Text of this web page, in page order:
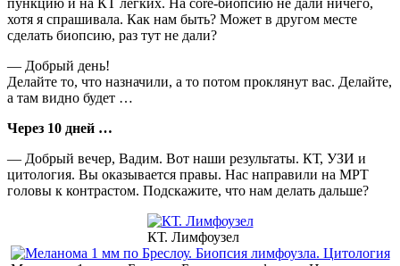
хотя я спрашивала. Как нам быть? Может в другом месте
сделать биопсию, раз тут не дали?
— Добрый день!
Делайте то, что назначили, а то потом проклянут вас. Делайте,
а там видно будет …
Через 10 дней …
— Добрый вечер, Вадим. Вот наши результаты. КТ, УЗИ и
цитология. Вы оказывается правы. Нас направили на МРТ
головы к контрастом. Подскажите, что нам делать дальше?
КТ. Лимфоузел